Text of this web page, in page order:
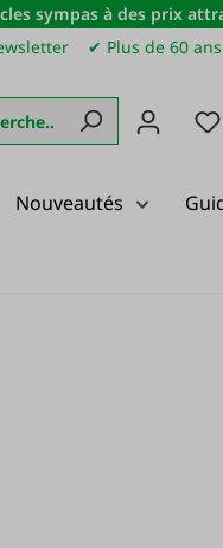
sympas à des prix
✔ Plus de 60
Nouveautés